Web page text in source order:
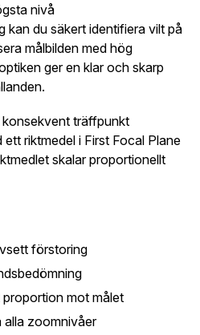
nivå
kan du säkert identifiera vilt på
målbilden med hög
ger en klar och skarp
träffpunkt
ett riktmedel i First Focal Plane
skalar proportionellt
förstoring
proportion mot målet
alla zoomnivåer
enklare
utcheckning,
och sparade
skapa ett konto.
uppgifter sparas enligt